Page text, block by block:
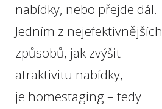
nabídky, nebo přejde dál.
Jedním z nejefektivnějších
způsobů, jak zvýšit
atraktivitu nabídky,
je homestaging – tedy